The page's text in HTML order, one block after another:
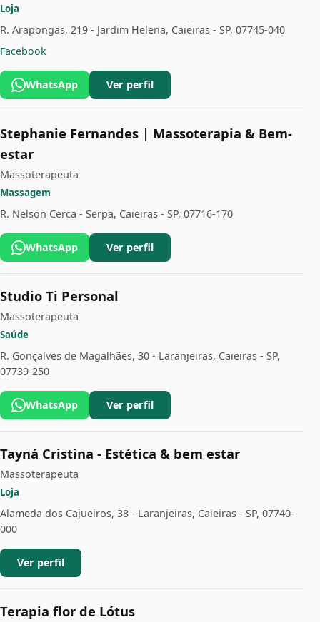
Loja
R. Arapongas, 219 - Jardim Helena, Caieiras - SP, 07745-040
Facebook
WhatsApp Ver perfil
Stephanie Fernandes | Massoterapia & Bem-
estar
Massoterapeuta
Massagem
R. Nelson Cerca - Serpa, Caieiras - SP, 07716-170
WhatsApp Ver perfil
Studio Ti Personal
Massoterapeuta
Saúde
R. Gonçalves de Magalhães, 30 - Laranjeiras, Caieiras - SP,
07739-250
WhatsApp Ver perfil
Tayná Cristina - Estética & bem estar
Massoterapeuta
Loja
Alameda dos Cajueiros, 38 - Laranjeiras, Caieiras - SP, 07740-
000
Ver perfil
Terapia flor de Lótus